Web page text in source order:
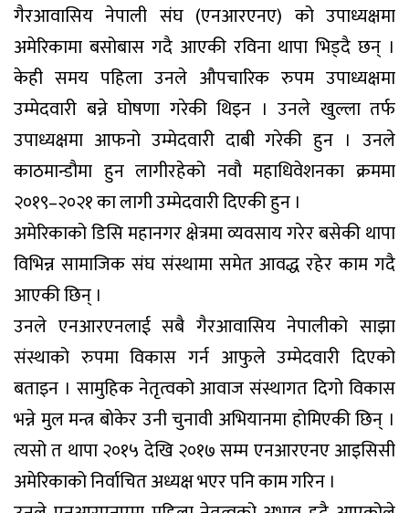
गैरआवासिय नेपाली संघ (एनआरएनए) को उपाध्यक्षमा
अमेरिकामा बसोबास गदै आएकी रविना थापा भिड्दै छन् ।
केही समय पहिला उनले औपचारिक रुपम उपाध्यक्षमा
उम्मेदवारी बन्ने घोषणा गरेकी थिइन । उनले खुल्ला तर्फ
उपाध्यक्षमा आफनो उम्मेदवारी दाबी गरेकी हुन । उनले
काठमान्डौमा हुन लागीरहेको नवौ महाधिवेशनका क्रममा
२०१९–२०२१ का लागी उम्मेदवारी दिएकी हुन ।
अमेरिकाको डिसि महानगर क्षेत्रमा व्यवसाय गरेर बसेकी थापा
विभिन्न सामाजिक संघ संस्थामा समेत आवद्ध रहेर काम गदै
आएकी छिन् ।
उनले एनआरएनलाई सबै गैरआवासिय नेपालीको साझा
संस्थाको रुपमा विकास गर्न आफुले उम्मेदवारी दिएको
बताइन । सामुहिक नेतृत्वको आवाज संस्थागत दिगो विकास
भन्ने मुल मन्त्र बोकेर उनी चुनावी अभियानमा होमिएकी छिन् ।
त्यसो त थापा २०१५ देखि २०१७ सम्म एनआरएनए आइसिसी
अमेरिकाको निर्वाचित अध्यक्ष भएर पनि काम गरिन ।